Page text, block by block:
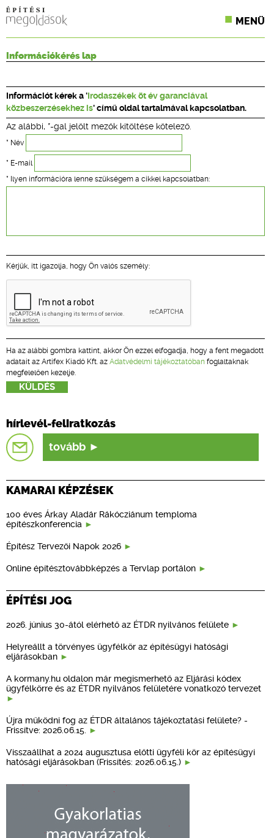
MENÜ
CPR TERMÉKKIÍRÁS
ÉPÍTÉSI JOG
ONLINE KÉPZÉSEK
TERVEZÉSI SEGÉDLETEK
Információkérés lap
Információt kérek a ' Irodaszékek öt év garanciával
közbeszerzésekhez is' című oldal tartalmával kapcsolatban.
Az alábbi, *-gal jelölt mezők kitöltése kötelező.
* Név
* E-mail
* Ilyen információra lenne szükségem a cikkel kapcsolatban:
Kérjük, itt igazolja, hogy Ön valós személy:
Ha az alábbi gombra kattint, akkor Ön ezzel elfogadja, hogy a fent megadott
adatait az Artifex Kiadó Kft. az Adatvédelmi tájékoztatóban foglaltaknak
megfelelően kezelje.
hírlevél-feliratkozás
tovább
KAMARAI KÉPZÉSEK
100 éves Árkay Aladár Rákócziánum temploma
építészkonferencia
Építész Tervezői Napok 2026
Online építésztovábbképzés a Tervlap portálon
ÉPÍTÉSI JOG
2026. június 30-ától elérhető az ÉTDR nyilvános felülete
Helyreállt a törvényes ügyfélkör az építésügyi hatósági
eljárásokban
A kormany.hu oldalon már megismerhető az Eljárási kódex
ügyfélkörre és az ÉTDR nyilvános felületére vonatkozó tervezet
Újra működni fog az ÉTDR általános tájékoztatási felülete? -
Frissítve: 2026.06.15.
Visszaállhat a 2024 augusztusa előtti ügyféli kör az építésügyi
hatósági eljárásokban (Frissítés: 2026.06.15.)